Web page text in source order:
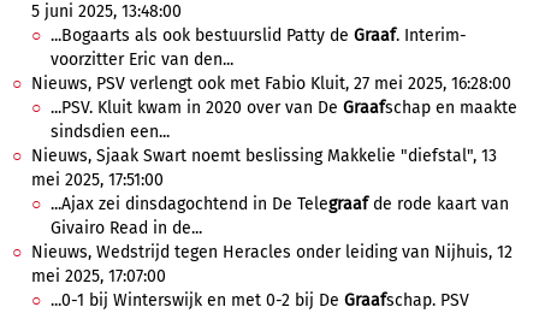
5 juni 2025, 13:48:00
...Bogaarts als ook bestuurslid Patty de Graaf. Interim-
voorzitter Eric van den...
Nieuws, PSV verlengt ook met Fabio Kluit, 27 mei 2025, 16:28:00
...PSV. Kluit kwam in 2020 over van De Graafschap en maakte
sindsdien een...
Nieuws, Sjaak Swart noemt beslissing Makkelie "diefstal", 13
mei 2025, 17:51:00
...Ajax zei dinsdagochtend in De Telegraafde rode kaart van
Givairo Read in de...
Nieuws, Wedstrijd tegen Heracles onder leiding van Nijhuis, 12
mei 2025, 17:07:00
...0-1 bij Winterswijk en met 0-2 bij De Graafschap. PSV